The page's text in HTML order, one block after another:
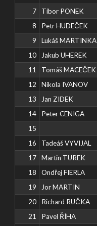
7
Tibor PONEK
8
Petr HUDEČEK
9
Lukáš MARTINKA
10
Jakub UHEREK
11
Tomáš MACEČEK
12
Nikola IVANOV
13
Jan ZIDEK
14
Peter CENIGA
15
16
Tadeáš VYVIJAL
17
Martin TUREK
18
Ondřej FIERLA
19
Jor MARTIN
20
Richard RUČKA
21
Pavel ŘÍHA